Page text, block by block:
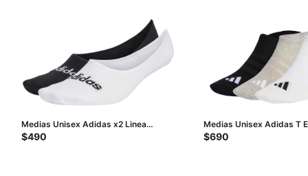
Medias Unisex Adidas x2 Linea
Ballerina - Negro - Blanco
$490
Medias Unisex Adidas T
Negro - Blanco - Gris
$690